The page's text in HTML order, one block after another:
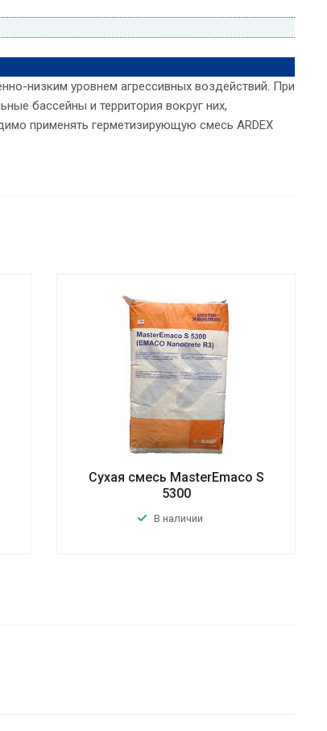
низким уровнем агрессивных воздействий. При
бассейны и территория вокруг них,
применять герметизирующую смесь ARDEX
Cухая смесь MasterEmaco S
5300
В наличии